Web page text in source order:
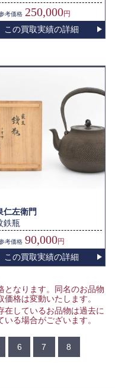
考価格 250,000円
この買取実績の詳細
仁左衛門
鉄瓶
考価格 90,000円
この買取実績の詳細
なります。同名のお品物
格は変動いたします。
しているお品物は過去に
る場合がございます。
6 7 8